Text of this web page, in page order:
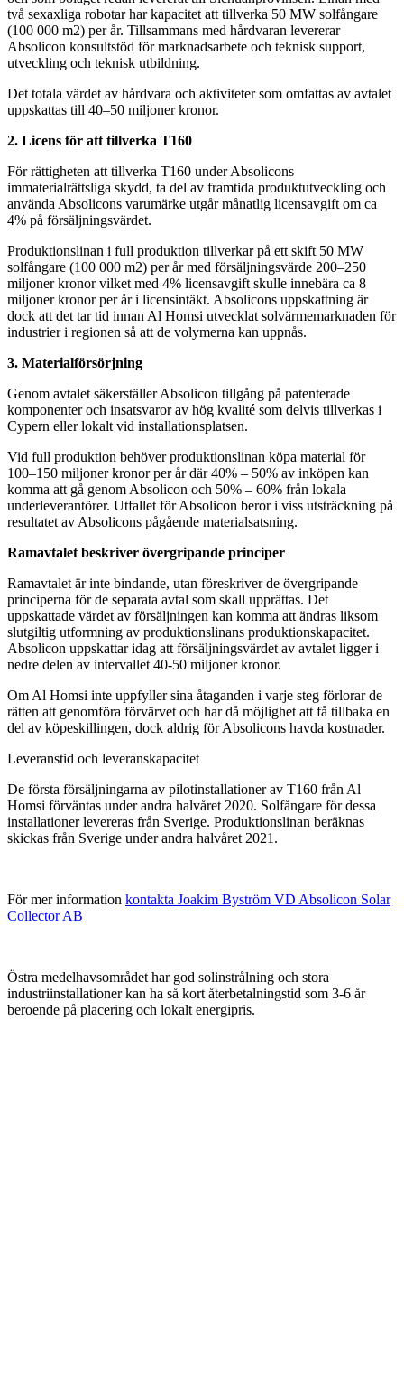
två sexaxliga robotar har kapacitet att tillverka 50 MW solfångare
(100 000 m2) per år. Tillsammans med hårdvaran levererar
Absolicon konsultstöd för marknadsarbete och teknisk support,
utveckling och teknisk utbildning.
Det totala värdet av hårdvara och aktiviteter som omfattas av avtalet
uppskattas till 40–50 miljoner kronor.
2. Licens för att tillverka T160
För rättigheten att tillverka T160 under Absolicons
immaterialrättsliga skydd, ta del av framtida produktutveckling och
använda Absolicons varumärke utgår månatlig licensavgift om ca
4% på försäljningsvärdet.
Produktionslinan i full produktion tillverkar på ett skift 50 MW
solfångare (100 000 m2) per år med försäljningsvärde 200–250
miljoner kronor vilket med 4% licensavgift skulle innebära ca 8
miljoner kronor per år i licensintäkt. Absolicons uppskattning är
dock att det tar tid innan Al Homsi utvecklat solvärmemarknaden för
industrier i regionen så att de volymerna kan uppnås.
3. Materialförsörjning
Genom avtalet säkerställer Absolicon tillgång på patenterade
komponenter och insatsvaror av hög kvalité som delvis tillverkas i
Cypern eller lokalt vid installationsplatsen.
Vid full produktion behöver produktionslinan köpa material för
100–150 miljoner kronor per år där 40% – 50% av inköpen kan
komma att gå genom Absolicon och 50% – 60% från lokala
underleverantörer. Utfallet för Absolicon beror i viss utsträckning på
resultatet av Absolicons pågående materialsatsning.
Ramavtalet beskriver övergripande principer
Ramavtalet är inte bindande, utan föreskriver de övergripande
principerna för de separata avtal som skall upprättas. Det
uppskattade värdet av försäljningen kan komma att ändras liksom
slutgiltig utformning av produktionslinans produktionskapacitet.
Absolicon uppskattar idag att försäljningsvärdet av avtalet ligger i
nedre delen av intervallet 40-50 miljoner kronor.
Om Al Homsi inte uppfyller sina åtaganden i varje steg förlorar de
rätten att genomföra förvärvet och har då möjlighet att få tillbaka en
del av köpeskillingen, dock aldrig för Absolicons havda kostnader.
Leveranstid och leveranskapacitet
De första försäljningarna av pilotinstallationer av T160 från Al
Homsi förväntas under andra halvåret 2020. Solfångare för dessa
installationer levereras från Sverige. Produktionslinan beräknas
skickas från Sverige under andra halvåret 2021.
För mer information kontakta Joakim Byström VD Absolicon Solar
Collector AB
Östra medelhavsområdet har god solinstrålning och stora
industriinstallationer kan ha så kort återbetalningstid som 3-6 år
beroende på placering och lokalt energipris.